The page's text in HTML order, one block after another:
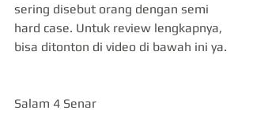
sering disebut orang dengan semi
hard case. Untuk review lengkapnya,
bisa ditonton di video di bawah ini ya.
Salam 4 Senar